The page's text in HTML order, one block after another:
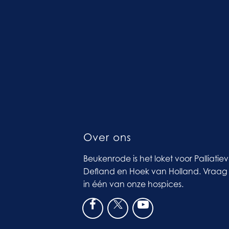
Over ons
Beukenrode is het loket voor
Defland en Hoek van Holland.
in één van onze hospices.